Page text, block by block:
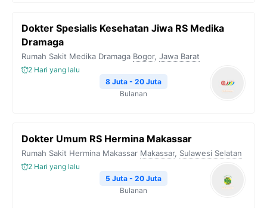
Dokter Spesialis Kesehatan Jiwa RS Medika
Dramaga
Rumah Sakit Medika Dramaga Bogor, Jawa Barat
2 Hari yang lalu
8 Juta - 20 Juta
Bulanan
Dokter Umum RS Hermina Makassar
Rumah Sakit Hermina Makassar Makassar, Sulawesi Selatan
2 Hari yang lalu
5 Juta - 20 Juta
Bulanan